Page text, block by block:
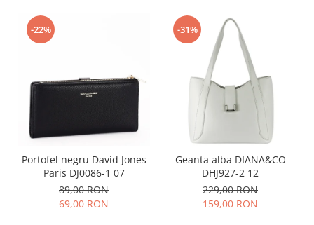
-22%
Portofel negru David Jones
Paris DJ0086-1 07
89,00 RON
69,00 RON
-31%
Geanta alba DIANA&CO
DHJ927-2 12
229,00 RON
159,00 RON